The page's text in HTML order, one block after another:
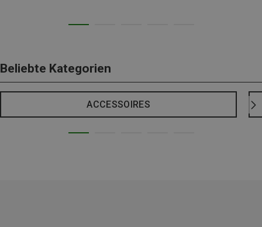
Beliebte Kategorien
ACCESSOIRES